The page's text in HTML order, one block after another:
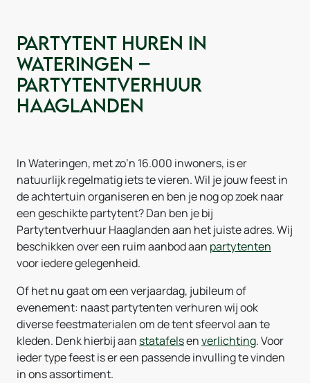
Partytent huren in
Wateringen –
Partytentverhuur
Haaglanden
In Wateringen, met zo’n 16.000 inwoners, is er
natuurlijk regelmatig iets te vieren. Wil je jouw feest in
de achtertuin organiseren en ben je nog op zoek naar
een geschikte partytent? Dan ben je bij
Partytentverhuur Haaglanden aan het juiste adres. Wij
beschikken over een ruim aanbod aan partytenten
voor iedere gelegenheid.
Of het nu gaat om een verjaardag, jubileum of
evenement: naast partytenten verhuren wij ook
diverse feestmaterialen om de tent sfeervol aan te
kleden. Denk hierbij aan statafelsenverlichting. Voor
ieder type feest is er een passende invulling te vinden
in ons assortiment.